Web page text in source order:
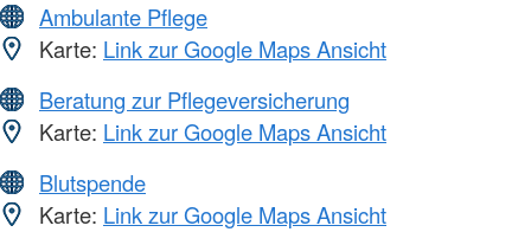
Ambulante Pflege
Karte: Link zur Google Maps Ansicht
Beratung zur Pflegeversicherung
Karte: Link zur Google Maps Ansicht
Blutspende
Karte: Link zur Google Maps Ansicht